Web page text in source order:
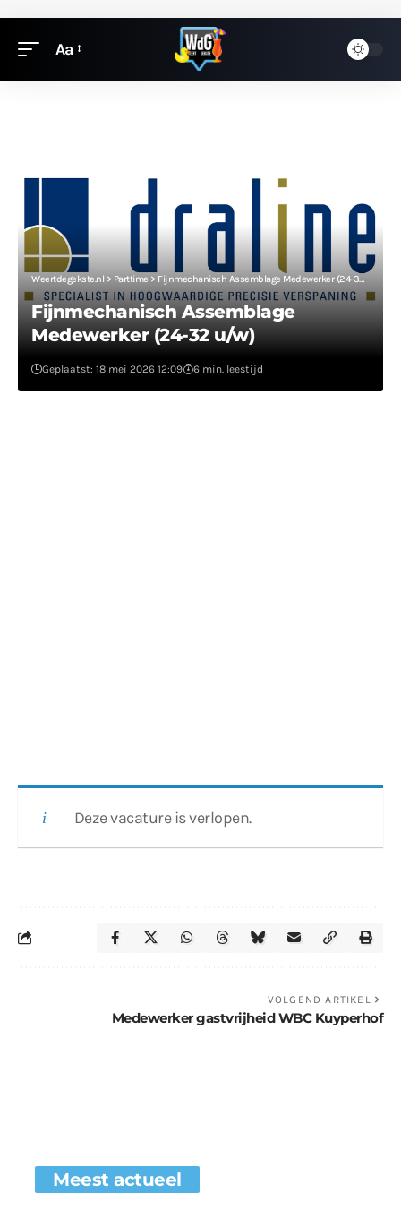
Aa
Weertdegekste.nl > Parttime > Fijnmechanisch Assemblage Medewerker (24-32 u/w)
Fijnmechanisch Assemblage
Medewerker (24-32 u/w)
Geplaatst: 18 mei 2026 12:09 6 min. leestijd
Deze vacature is verlopen.
VOLGEND ARTIKEL
Medewerker gastvrijheid WBC Kuyperhof
Meest actueel